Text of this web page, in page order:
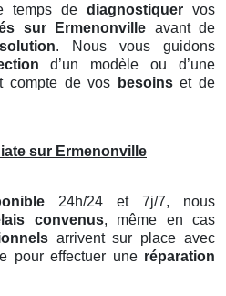
temps de diagnostiquer vos
sur Ermenonville avant de
. Nous vous guidons
d’un modèle ou d’une
compte de vos besoinset de
sur Ermenonville
24h/24 et 7j/7, nous
convenus, même en cas
arrivent sur place avec
pour effectuer une réparation